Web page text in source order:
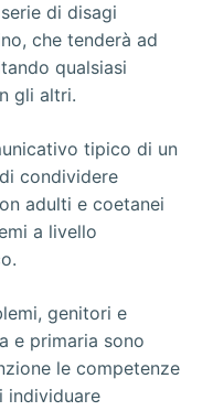
di disagi
che tenderà ad
qualsiasi
gli altri.
tipico di un
condividere
adulti e coetanei
a livello
genitori e
e primaria sono
le competenze
individuare